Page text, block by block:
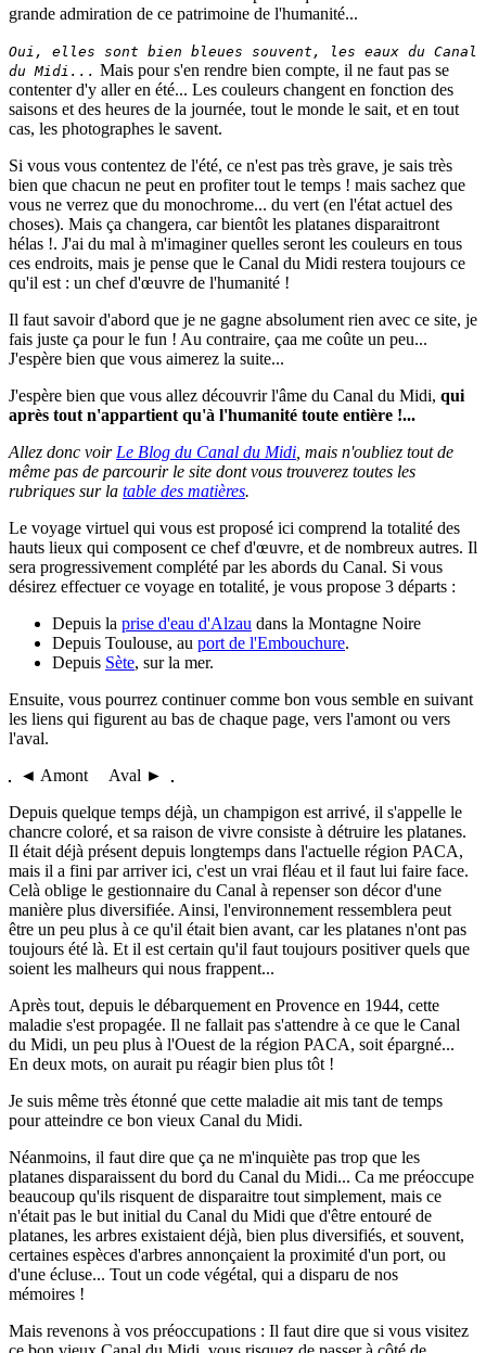
grande admiration de ce patrimoine de l'humanité...
Oui, elles sont bien bleues souvent, les eaux du Canal
du Midi... Mais pour s'en rendre bien compte, il ne faut pas se
contenter d'y aller en été... Les couleurs changent en fonction des
saisons et des heures de la journée, tout le monde le sait, et en tout
cas, les photographes le savent.
Si vous vous contentez de l'été, ce n'est pas très grave, je sais très
bien que chacun ne peut en profiter tout le temps ! mais sachez que
vous ne verrez que du monochrome... du vert (en l'état actuel des
choses). Mais ça changera, car bientôt les platanes disparaitront
hélas !. J'ai du mal à m'imaginer quelles seront les couleurs en tous
ces endroits, mais je pense que le Canal du Midi restera toujours ce
qu'il est : un chef d'œuvre de l'humanité !
Il faut savoir d'abord que je ne gagne absolument rien avec ce site, je
fais juste ça pour le fun ! Au contraire, çaa me coûte un peu...
J'espère bien que vous aimerez la suite...
J'espère bien que vous allez découvrir l'âme du Canal du Midi, qui
après tout n'appartient qu'à l'humanité toute entière !...
Allez donc voir Le Blog du Canal du Midi , mais n'oubliez tout de
même pas de parcourir le site dont vous trouverez toutes les
rubriques sur la table des matières.
Le voyage virtuel qui vous est proposé ici comprend la totalité des
hauts lieux qui composent ce chef d'œuvre, et de nombreux autres. Il
sera progressivement complété par les abords du Canal. Si vous
désirez effectuer ce voyage en totalité, je vous propose 3 départs :
Depuis la prise d'eau d'Alzau dans la Montagne Noire
Depuis Toulouse, au port de l'Embouchure.
Depuis Sète, sur la mer.
Ensuite, vous pourrez continuer comme bon vous semble en suivant
les liens qui figurent au bas de chaque page, vers l'amont ou vers
l'aval.
◄ Amont Aval ►
Depuis quelque temps déjà, un champigon est arrivé, il s'appelle le
chancre coloré, et sa raison de vivre consiste à détruire les platanes.
Il était déjà présent depuis longtemps dans l'actuelle région PACA,
mais il a fini par arriver ici, c'est un vrai fléau et il faut lui faire face.
Celà oblige le gestionnaire du Canal à repenser son décor d'une
manière plus diversifiée. Ainsi, l'environnement ressemblera peut
être un peu plus à ce qu'il était bien avant, car les platanes n'ont pas
toujours été là. Et il est certain qu'il faut toujours positiver quels que
soient les malheurs qui nous frappent...
Après tout, depuis le débarquement en Provence en 1944, cette
maladie s'est propagée. Il ne fallait pas s'attendre à ce que le Canal
du Midi, un peu plus à l'Ouest de la région PACA, soit épargné...
En deux mots, on aurait pu réagir bien plus tôt !
Je suis même très étonné que cette maladie ait mis tant de temps
pour atteindre ce bon vieux Canal du Midi.
Néanmoins, il faut dire que ça ne m'inquiète pas trop que les
platanes disparaissent du bord du Canal du Midi... Ca me préoccupe
beaucoup qu'ils risquent de disparaitre tout simplement, mais ce
n'était pas le but initial du Canal du Midi que d'être entouré de
platanes, les arbres existaient déjà, bien plus diversifiés, et souvent,
certaines espèces d'arbres annonçaient la proximité d'un port, ou
d'une écluse... Tout un code végétal, qui a disparu de nos
mémoires !
Mais revenons à vos préoccupations : Il faut dire que si vous visitez